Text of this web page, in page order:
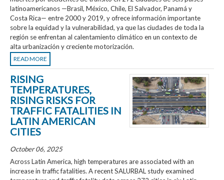
latinoamericanos —Brasil, México, Chile, El Salvador, Panamá y
Costa Rica— entre 2000 y 2019, y ofrece información importante
sobre la equidad y la vulnerabilidad, ya que las ciudades de toda la
región se enfrentan al calentamiento climático en un contexto de
alta urbanización y creciente motorización.
READ MORE
RISING
TEMPERATURES,
RISING RISKS FOR
TRAFFIC FATALITIES IN
LATIN AMERICAN
CITIES
October 06, 2025
Across Latin America, high temperatures are associated with an
increase in traffic fatalities. A recent SALURBAL study examined